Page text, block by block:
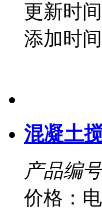
更新时
添加时
混凝土
产品编号
价格：